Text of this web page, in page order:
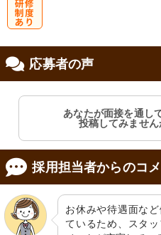
応募者の声
あなたが面接を通し
投稿してみません
採用担当者からのコ
お休みや待遇面な
ているため、スタ